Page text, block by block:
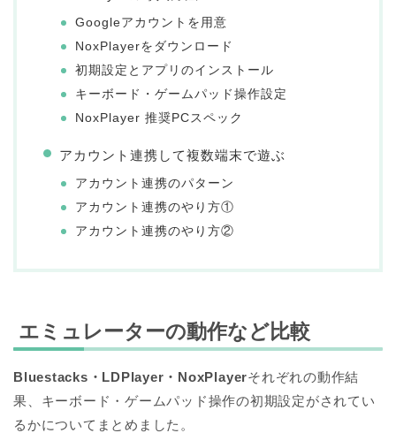
Googleアカウントを用意
NoxPlayerをダウンロード
初期設定とアプリのインストール
キーボード・ゲームパッド操作設定
NoxPlayer 推奨PCスペック
アカウント連携して複数端末で遊ぶ
アカウント連携のパターン
アカウント連携のやり方①
アカウント連携のやり方②
エミュレーターの動作など比較
Bluestacks・LDPlayer・NoxPlayerそれぞれの動作結
果、キーボード・ゲームパッド操作の初期設定がされてい
るかについてまとめました。